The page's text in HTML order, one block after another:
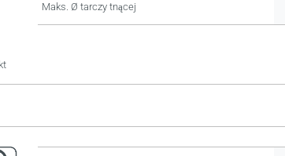
Maks. Ø tarczy tnącej